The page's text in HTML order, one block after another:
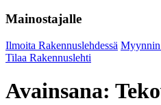
Mainostajalle
Ilmoita Rakennuslehdessä Myynnin
Tilaa Rakennuslehti
Avainsana: